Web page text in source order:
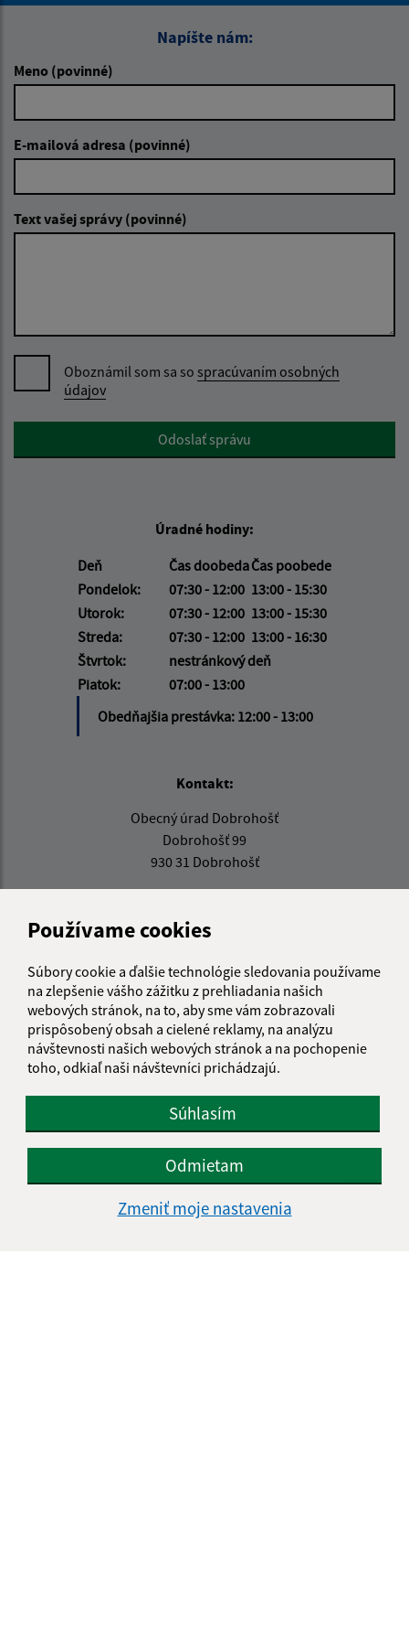
Používame cookies
Súbory cookie a ďalšie technológie sledovania používame
na zlepšenie vášho zážitku z prehliadania našich
webových stránok, na to, aby sme vám zobrazovali
prispôsobený obsah a cielené reklamy, na analýzu
návštevnosti našich webových stránok a na pochopenie
toho, odkiaľ naši návštevníci prichádzajú.
Súhlasím
Odmietam
Zmeniť moje nastavenia
Napíšte nám:
Meno (povinné)
E-mailová adresa (povinné)
Text vašej správy (povinné)
Oboznámil som sa so spracúvaním osobných
údajov
Google reCaptcha ResponseOdoslať správu
Úradné hodiny:
Deň
Čas doobedaČas poobede
Pondelok:
07:30 - 12:00 13:00 - 15:30
Utorok:
07:30 - 12:00 13:00 - 15:30
Streda:
07:30 - 12:00 13:00 - 16:30
Štvrtok:
nestránkový deň
Piatok:
07:00 - 13:00
Obedňajšia prestávka: 12:00 - 13:00
Kontakt:
Obecný úrad Dobrohošť
Dobrohošť 99
930 31 Dobrohošť
+421 315 548 162